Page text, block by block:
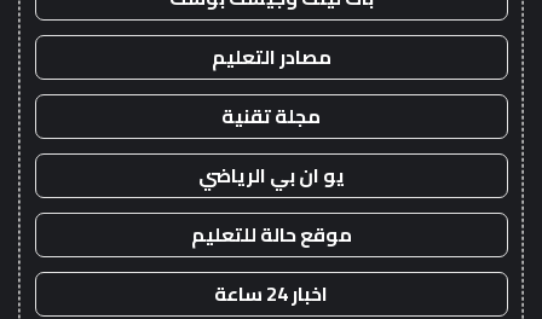
مصادر التعليم
مجلة تقنية
يو ان بي الرياضي
موقع حالة للتعليم
اخبار 24 ساعة